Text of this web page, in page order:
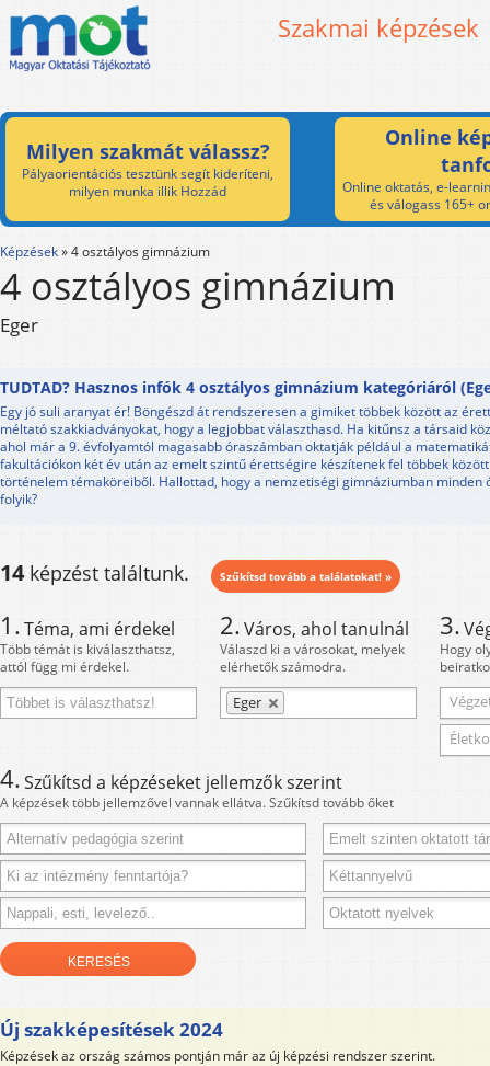
Szakmai képzések
Milyen szakmát válassz?
Pályaorientációs tesztünk segít kideríteni,
milyen munka illik Hozzád
Online
Online oktatás, e-
és válogass 165+
Képzések»4 osztályos gimnázium
4 osztályos gimnázium
Eger
TUDTAD? Hasznos infók 4 osztályos gimnázium kategóriáról
Egy jó suli aranyat ér! Böngészd át rendszeresen a gimiket többek között az
méltató szakkiadványokat, hogy a legjobbat választhasd. Ha kitűnsz a társaid
ahol már a 9. évfolyamtól magasabb óraszámban oktatják például a
fakultációkon két év után az emelt szintű érettségire készítenek fel többek
történelem témaköreiből. Hallottad, hogy a nemzetiségi gimnáziumban minden
folyik?
14képzést találtunk. Szűkítsd tovább a találatokat! »
1.Téma, ami érdekel
Több témát is kiválaszthatsz,
attól függ mi érdekel.
2.Város, ahol tanulnál
Válaszd ki a városokat, melyek
elérhetők számodra.
Eger
3.
Hogy
4.Szűkítsd a képzéseket jellemzők szerint
A képzések több jellemzővel vannak ellátva. Szűkítsd tovább őket
Új szakképesítések 2024
Képzések az ország számos pontján már az új képzési rendszer szerint.